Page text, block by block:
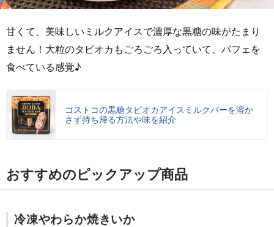
甘くて、美味しいミルクアイスで濃厚な黒糖の味がたまり
ません！大粒のタピオカもごろごろ入っていて、パフェを
食べている感覚♪
コストコの黒糖タピオカアイスミルクバーを溶か
さず持ち帰る方法や味を紹介
おすすめのピックアップ商品
冷凍やわらか焼きいか